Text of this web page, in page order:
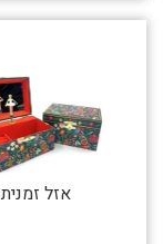
אזל זמנית